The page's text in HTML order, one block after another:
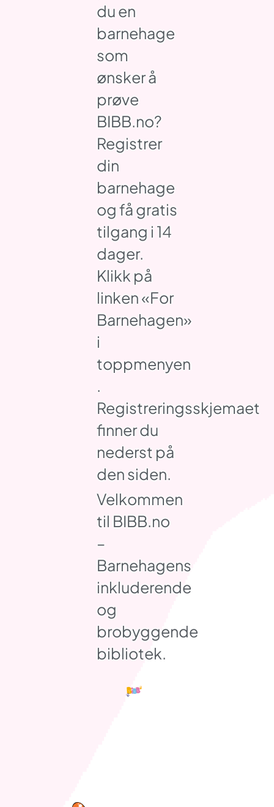
du en
barnehage
som
ønsker å
prøve
BIBB.no?
Registrer
din
barnehage
og få gratis
tilgang i 14
dager.
Klikk på
linken «For
Barnehagen»
i
toppmenyen
.
Registreringsskjemaet
finner du
nederst på
den siden.
Velkommen
til BIBB.no
–
Barnehagens
inkluderende
og
brobyggende
bibliotek.